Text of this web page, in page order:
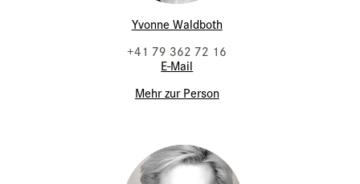
Yvonne Waldboth
+41 79 362 72 16
E-Mail
Mehr zur Person